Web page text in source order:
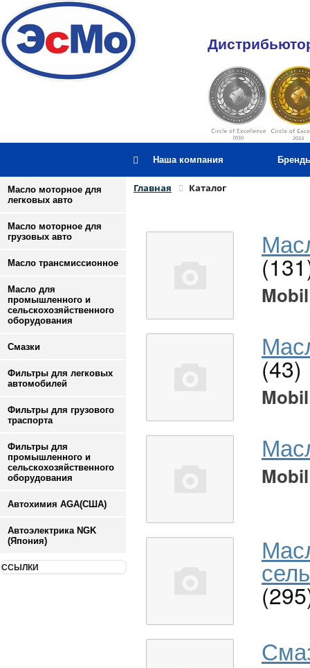
Наша компания
Масло моторное для
легковых авто
Масло моторное для
грузовых авто
Масло трансмиссионное
Масло для
промышленного и
сельскохозяйственного
оборудования
Смазки
Фильтры для легковых
автомобилей
Фильтры для грузового
траспорта
Фильтры для
промышленного и
сельскохозяйственного
оборудования
Автохимия AGA(США)
Автоэлектрика NGK
(Япония)
ССЫЛКИ
Главная Каталог
Mobil
(43)
Mobil
Mobil